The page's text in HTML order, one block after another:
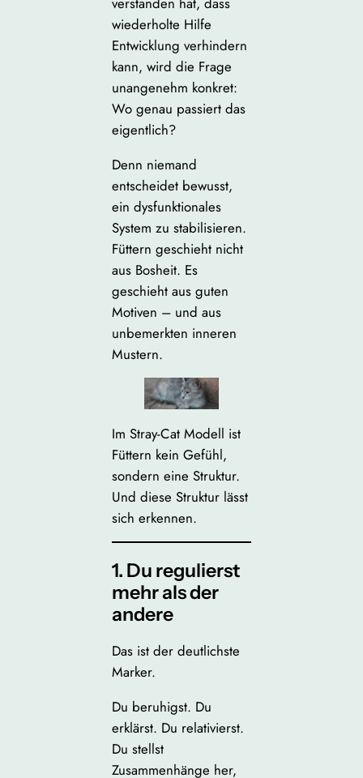
wiederholte Hilfe
Entwicklung verhindern
kann, wird die Frage
unangenehm konkret:
Wo genau passiert das
eigentlich?
Denn niemand
entscheidet bewusst,
ein dysfunktionales
System zu stabilisieren.
Füttern geschieht nicht
aus Bosheit. Es
geschieht aus guten
Motiven – und aus
unbemerkten inneren
Mustern.
Im Stray-Cat Modell ist
Füttern kein Gefühl,
sondern eine Struktur.
Und diese Struktur lässt
sich erkennen.
1. Du regulierst
mehr als der
andere
Das ist der deutlichste
Marker.
Du beruhigst. Du
erklärst. Du relativierst.
Du stellst
Zusammenhänge her,